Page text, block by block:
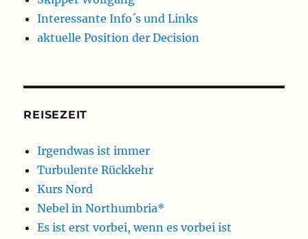
Interessante Info´s und Links
aktuelle Position der Decision
REISEZEIT
Irgendwas ist immer
Turbulente Rückkehr
Kurs Nord
Nebel in Northumbria*
Es ist erst vorbei, wenn es vorbei ist